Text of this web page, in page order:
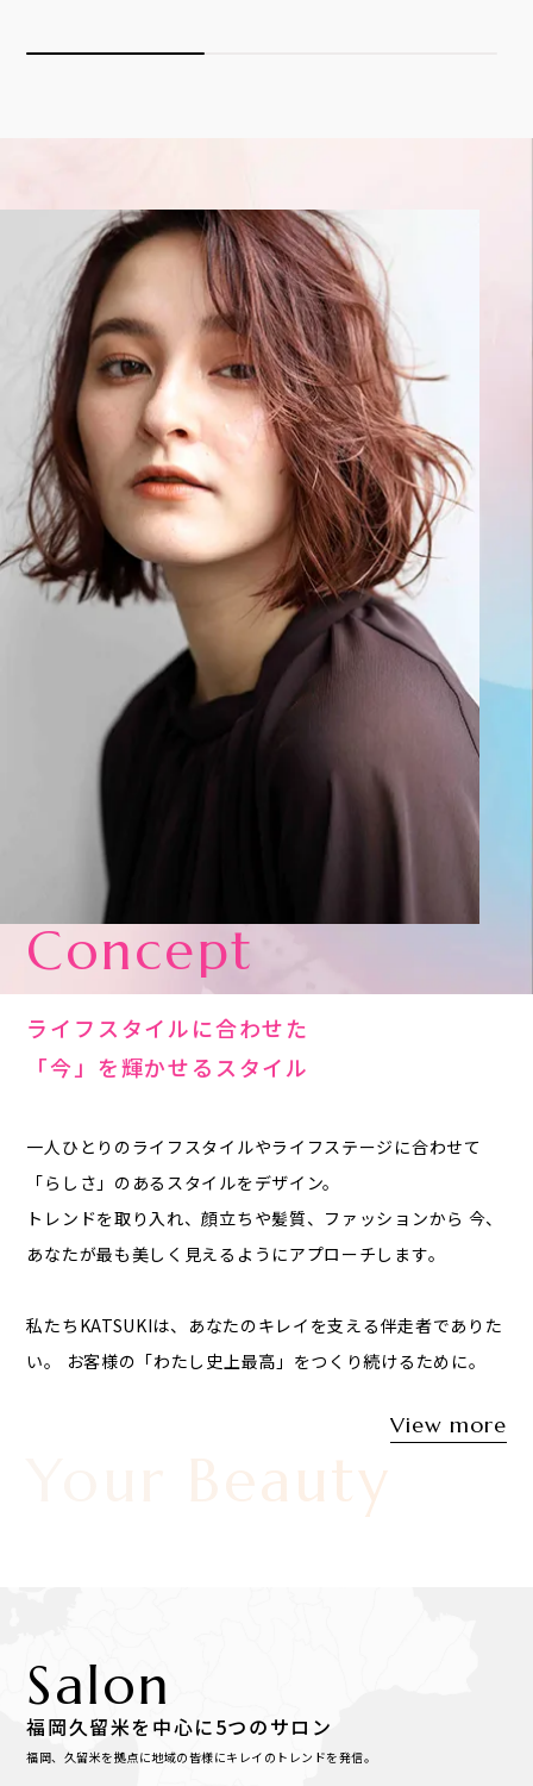
Concept
ライフスタイルに合わせた
「今」を輝かせるスタイル
一人ひとりのライフスタイルやライフステージに合わせて
「らしさ」のあるスタイルをデザイン。
トレンドを取り入れ、顔立ちや髪質、ファッションから 今、
あなたが最も美しく見えるようにアプローチします。
私たちKATSUKIは、あなたのキレイを支える伴走者でありた
い。
お客様の「わたし史上最高」をつくり続けるために。
View more
Your Beauty
Salon
福岡久留米を中心に5つのサロン
福岡、久留米を拠点に地域の皆様にキレイのトレンドを発信。